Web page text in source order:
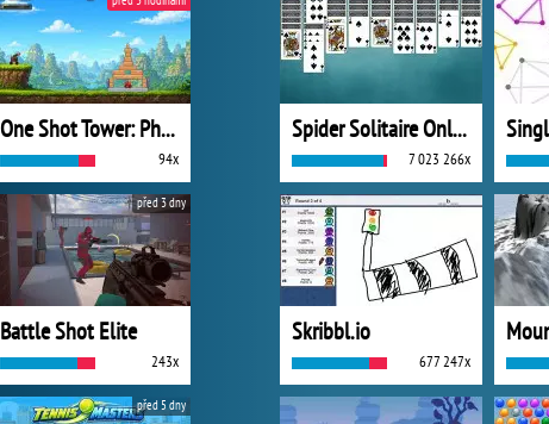
One Shot Tower: Physics Destroyer
94x
Battle Shot Elite
243x
před 3 dny
před 5 dny
Spider Solitaire Online
7 023 266x
Skribbl.io
677 247x